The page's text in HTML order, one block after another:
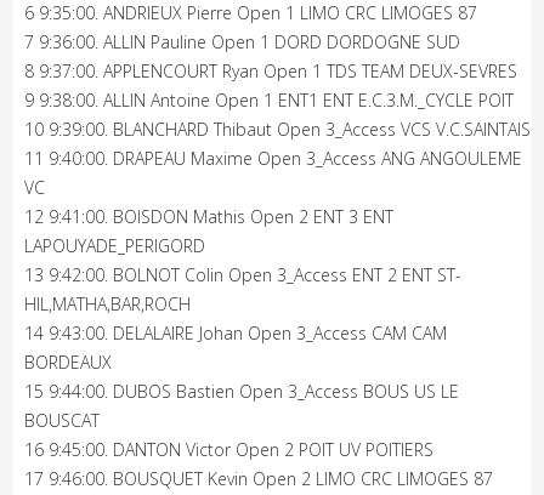
6 9:35:00. ANDRIEUX Pierre Open 1 LIMO CRC LIMOGES 87
7 9:36:00. ALLIN Pauline Open 1 DORD DORDOGNE SUD
8 9:37:00. APPLENCOURT Ryan Open 1 TDS TEAM DEUX-SEVRES
9 9:38:00. ALLIN Antoine Open 1 ENT1 ENT E.C.3.M._CYCLE POIT
10 9:39:00. BLANCHARD Thibaut Open 3_Access VCS V.C.SAINTAIS
11 9:40:00. DRAPEAU Maxime Open 3_Access ANG ANGOULEME
VC
12 9:41:00. BOISDON Mathis Open 2 ENT 3 ENT
LAPOUYADE_PERIGORD
13 9:42:00. BOLNOT Colin Open 3_Access ENT 2 ENT ST-
HIL,MATHA,BAR,ROCH
14 9:43:00. DELALAIRE Johan Open 3_Access CAM CAM
BORDEAUX
15 9:44:00. DUBOS Bastien Open 3_Access BOUS US LE
BOUSCAT
16 9:45:00. DANTON Victor Open 2 POIT UV POITIERS
17 9:46:00. BOUSQUET Kevin Open 2 LIMO CRC LIMOGES 87